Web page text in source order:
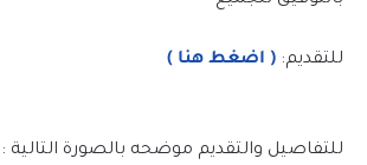
للتقديم: ( اضغط هنا )
للتفاصيل والتقديم موضحه بالصورة التالية :